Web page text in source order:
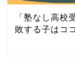
「塾なし高校
敗する子はコ